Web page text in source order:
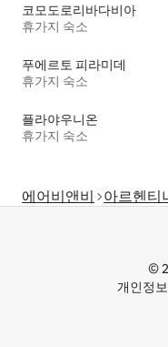
코모도로리바다비아
휴가지 숙소
푸에르토 피라미데
휴가지 숙소
플라야우니온
휴가지 숙소
에어비앤비 아르헨티
©
개인정